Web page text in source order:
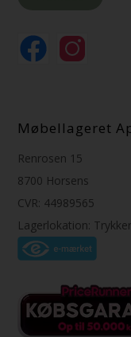
Møbellageret
Renrosen 15
8700 Horsens
CVR: 44989565
Lagerlokation: